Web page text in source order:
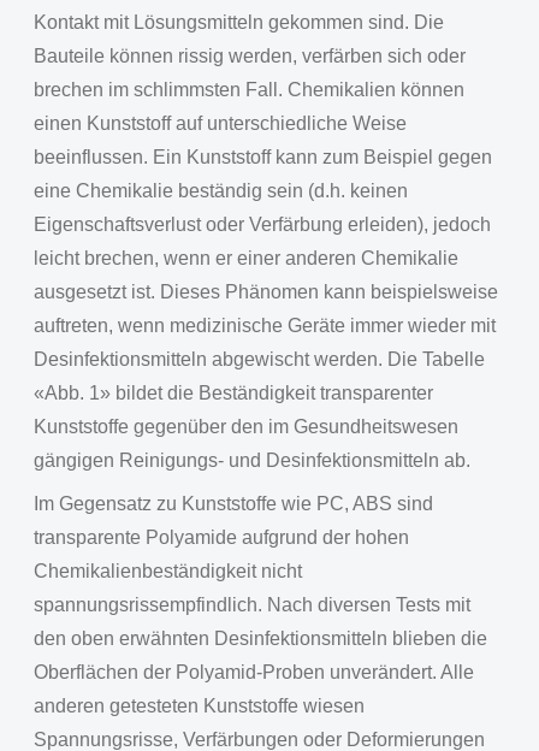
Kontakt mit Lösungsmitteln gekommen sind. Die
Bauteile können rissig werden, verfärben sich oder
brechen im schlimmsten Fall. Chemikalien können
einen Kunststoff auf unterschiedliche Weise
beeinflussen. Ein Kunststoff kann zum Beispiel gegen
eine Chemikalie beständig sein (d.h. keinen
Eigenschaftsverlust oder Verfärbung erleiden), jedoch
leicht brechen, wenn er einer anderen Chemikalie
ausgesetzt ist. Dieses Phänomen kann beispielsweise
auftreten, wenn medizinische Geräte immer wieder mit
Desinfektionsmitteln abgewischt werden. Die Tabelle
«Abb. 1» bildet die Beständigkeit transparenter
Kunststoffe gegenüber den im Gesundheitswesen
gängigen Reinigungs- und Desinfektionsmitteln ab.
Im Gegensatz zu Kunststoffe wie PC, ABS sind
transparente Polyamide aufgrund der hohen
Chemikalienbeständigkeit nicht
spannungsrissempfindlich. Nach diversen Tests mit
den oben erwähnten Desinfektionsmitteln blieben die
Oberflächen der Polyamid-Proben unverändert. Alle
anderen getesteten Kunststoffe wiesen
Spannungsrisse, Verfärbungen oder Deformierungen